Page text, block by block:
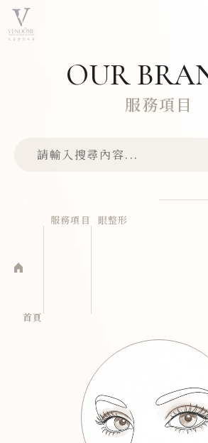
OUR
服務項目
首頁
服務項目 眼整形